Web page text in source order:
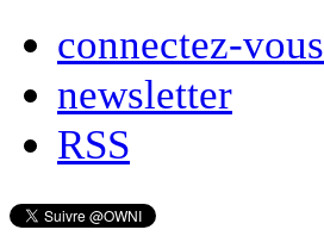
connectez-vous
newsletter
RSS